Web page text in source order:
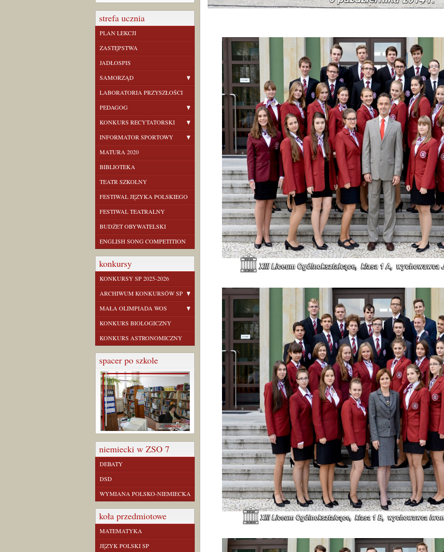
strefa ucznia
PLAN LEKCJI
ZASTĘPSTWA
JADŁOSPIS
SAMORZĄD
LABORATORIA PRZYSZŁOŚCI
PEDAGOG
KONKURS RECYTATORSKI
INFORMATOR SPORTOWY
MATURA 2020
BIBLIOTEKA
TEATR SZKOLNY
FESTIWAL JĘZYKA POLSKIEGO
FESTIWAL TEATRALNY
BUDŻET OBYWATELSKI
ENGLISH SONG COMPETITION
konkursy
KONKURSY SP 2025-2026
ARCHIWUM KONKURSÓW SP
MAŁA OLIMPIADA WOS
KONKURS BIOLOGICZNY
KONKURS ASTRONOMICZNY
spacer po szkole
niemiecki w ZSO 7
DEBATY
DSD
WYMIANA POLSKO-NIEMIECKA
koła przedmiotowe
MATEMATYKA
JĘZYK POLSKI SP